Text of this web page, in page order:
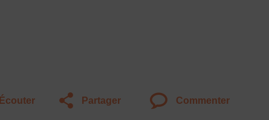
Écouter Partager Commenter